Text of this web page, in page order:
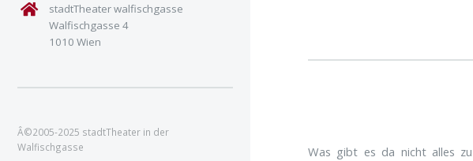
Was gibt es da nicht alles
stadtTheater walfischgasse
Walfischgasse 4
1010 Wien
Â©2005-2025 stadtTheater in der
Walfischgasse